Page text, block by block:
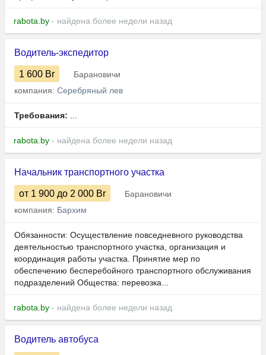
rabota.by - найдена более недели назад
Водитель-экспедитор
1 600 Br
Барановичи
компания: Серебряный лев
Требования: ...
rabota.by - найдена более недели назад
Начальник транспортного участка
от 1 900 до 2 000 Br
Барановичи
компания: Бархим
Обязанности: Осуществление повседневного руководства
деятельностью транспортного участка, организация и
координация работы участка. Принятие мер по
обеспечению бесперебойного транспортного обслуживания
подразделений Общества: перевозка...
rabota.by - найдена более недели назад
Водитель автобуса